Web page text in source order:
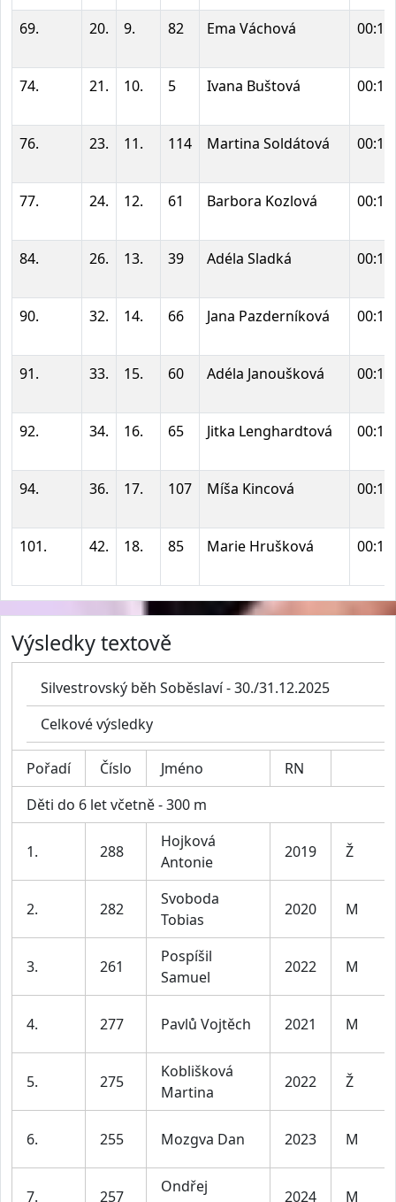
69. 20. 9. 82 Ema Váchová
74. 21. 10. 5 Ivana Buštová
76. 23. 11. 114 Martina Soldátová
77. 24. 12. 61 Barbora Kozlová
84. 26. 13. 39 Adéla Sladká
90. 32. 14. 66 Jana Pazderníková
91. 33. 15. 60 Adéla Janoušková
92. 34. 16. 65 Jitka Lenghardtová
94. 36. 17. 107 Míša Kincová
101. 42. 18. 85 Marie Hrušková
Výsledky textově
Silvestrovský běh Soběslaví - 30./31.12.2025
Celkové výsledky
Pořadí Číslo Jméno
RN
Děti do 6 let včetně - 300 m
1. 288
Hojková
Antonie
2019 Ž
2. 282
Svoboda
Tobias
2020 M
3. 261
Pospíšil
Samuel
2022 M
4. 277 Pavlů Vojtěch 2021 M
5. 275
Koblišková
Martina
2022 Ž
6. 255 Mozgva Dan 2023 M
7. 257
Ondřej
2024 M